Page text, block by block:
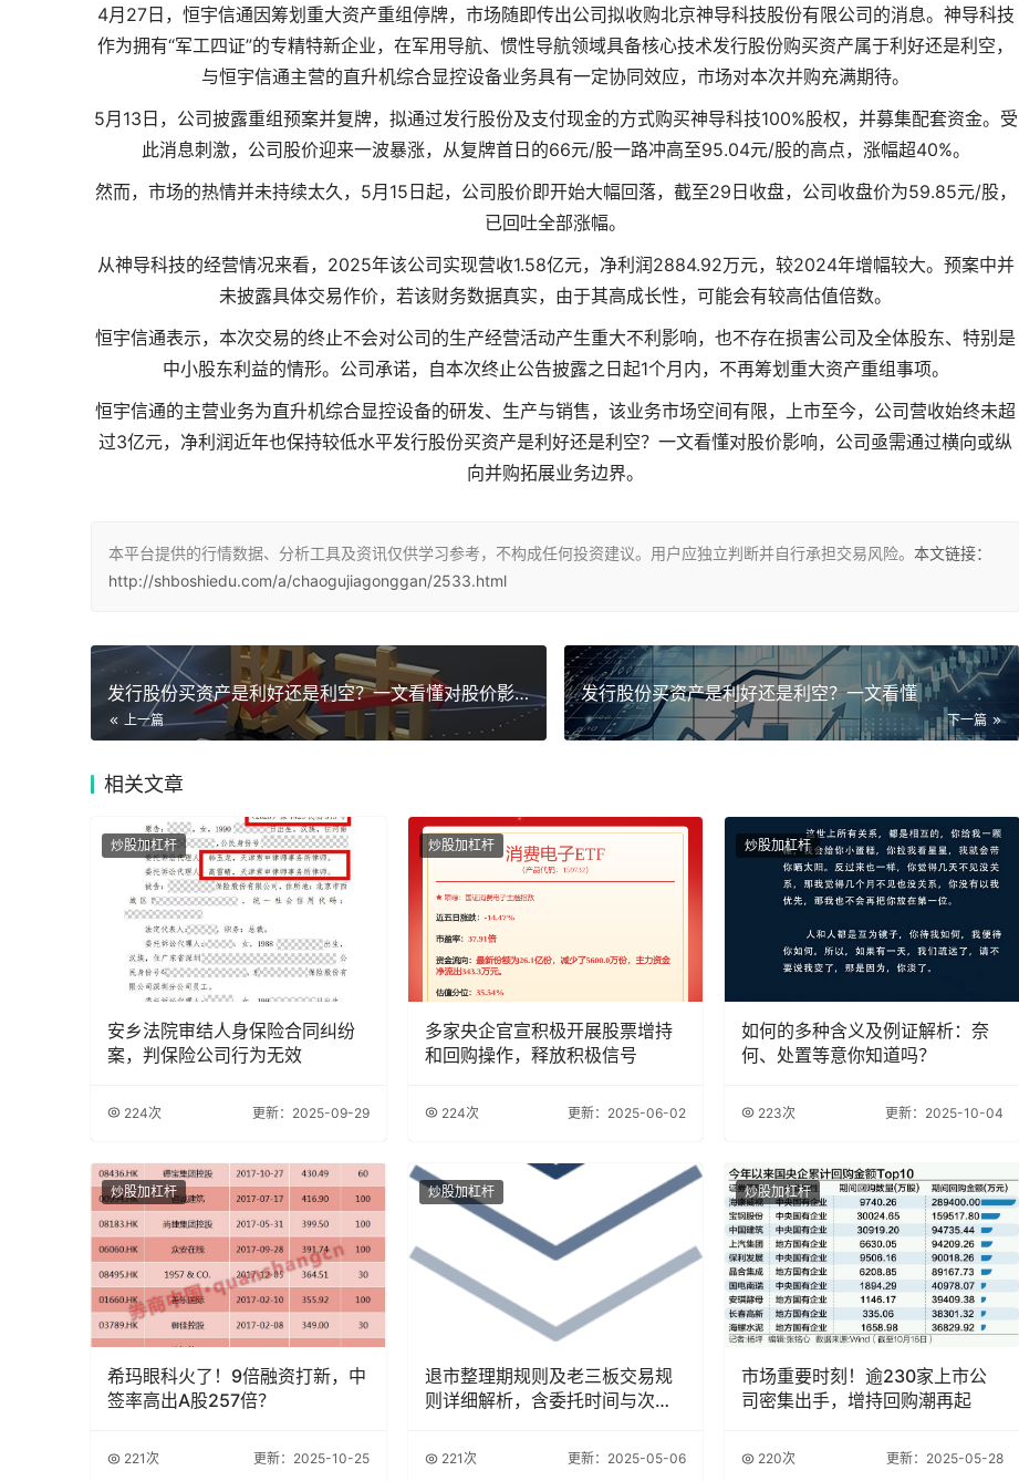
4月27日，恒宇信通因筹划重大资产重组停牌，市场随即传出公司拟收购北京神导科技股份有限公司的消息。神导科技
作为拥有“军工四证”的专精特新企业，在军用导航、惯性导航领域具备核心技术发行股份购买资产属于利好还是利空，
与恒宇信通主营的直升机综合显控设备业务具有一定协同效应，市场对本次并购充满期待。
5月13日，公司披露重组预案并复牌，拟通过发行股份及支付现金的方式购买神导科技100%股权，并募集配套资金。受
此消息刺激，公司股价迎来一波暴涨，从复牌首日的66元/股一路冲高至95.04元/股的高点，涨幅超40%。
然而，市场的热情并未持续太久，5月15日起，公司股价即开始大幅回落，截至29日收盘，公司收盘价为59.85元/股，
已回吐全部涨幅。
从神导科技的经营情况来看，2025年该公司实现营收1.58亿元，净利润2884.92万元，较2024年增幅较大。预案中并
未披露具体交易作价，若该财务数据真实，由于其高成长性，可能会有较高估值倍数。
恒宇信通表示，本次交易的终止不会对公司的生产经营活动产生重大不利影响，也不存在损害公司及全体股东、特别是
中小股东利益的情形。公司承诺，自本次终止公告披露之日起1个月内，不再筹划重大资产重组事项。
恒宇信通的主营业务为直升机综合显控设备的研发、生产与销售，该业务市场空间有限，上市至今，公司营收始终未超
过3亿元，净利润近年也保持较低水平发行股份买资产是利好还是利空？一文看懂对股价影响，公司亟需通过横向或纵
向并购拓展业务边界。
本平台提供的行情数据、分析工具及资讯仅供学习参考，不构成任何投资建议。用户应独立判断并自行承担交易风险。 本文链接：
http://shboshiedu.com/a/chaogujiagonggan/2533.html
发行股份买资产是利好还是利空？一文看懂对股价影响
上一篇
发行股份买资产是利好还是利空？一文看懂
下一篇
相关文章
炒股加杠杆
安乡法院审结人身保险合同纠纷
案，判保险公司行为无效
224次 更新：2025-09-29
炒股加杠杆
多家央企官宣积极开展股票增持
和回购操作，释放积极信号
224次 更新：2025-06-02
炒股加杠杆
如何的多种含义及例证解析：奈
何、处置等意你知道吗？
223次 更新：2025-10-04
炒股加杠杆
希玛眼科火了！9倍融资打新，中
签率高出A股257倍？
221次 更新：2025-10-25
炒股加杠杆
退市整理期规则及老三板交易规
则详细解析，含委托时间与次数
221次 更新：2025-05-06
炒股加杠杆
市场重要时刻！逾230家上市公
司密集出手，增持回购潮再起
220次 更新：2025-05-28